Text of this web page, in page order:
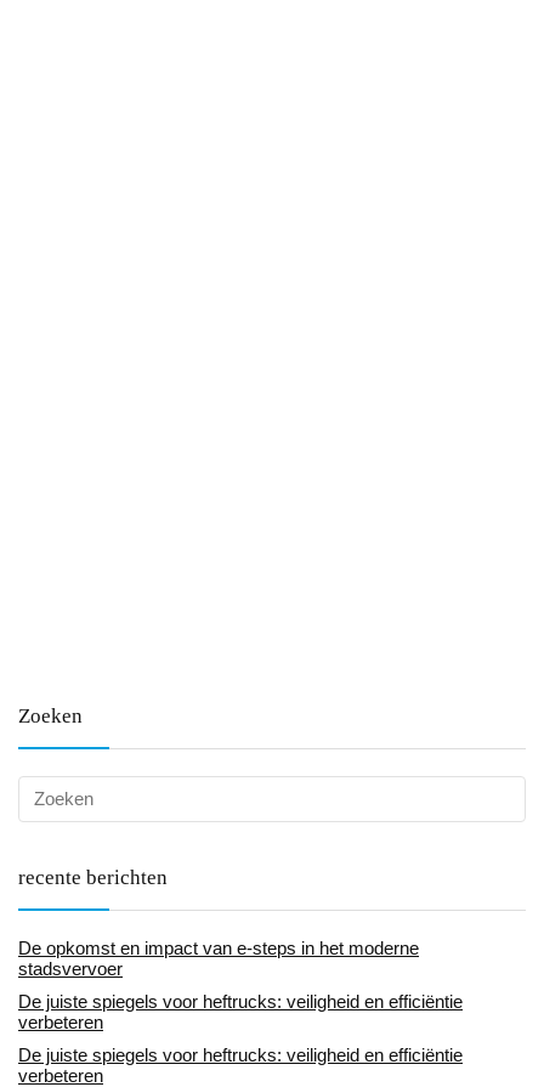
Zoeken
recente berichten
De opkomst en impact van e-steps in het moderne
stadsvervoer
De juiste spiegels voor heftrucks: veiligheid en efficiëntie
verbeteren
De juiste spiegels voor heftrucks: veiligheid en efficiëntie
verbeteren